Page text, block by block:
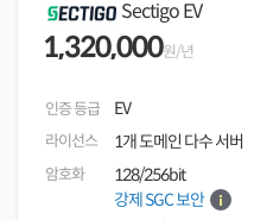
Sectigo EV
1,320,000원/년
인증 등급 EV
라이선스 1개 도메인 다수 서버
암호화
128/256bit
강제 SGC 보안